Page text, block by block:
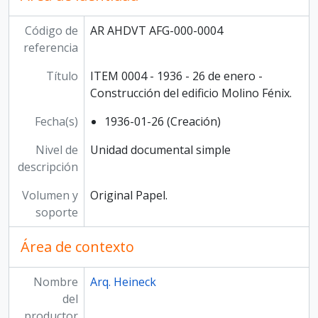
ITEM 0029 - 1936 - 17 de mayo - Construcción del edificio Molino Fénix., 1936-05-17
ITEM 0030 - 1936 - 3 de junio - Construcción del edificio Molino Fénix., 1936-06-03
ITEM 0032 - 1936 - 3 de junio - Construcción del edificio Molino Fénix., 1936-06-03
ITEM 0033 - 1936 - 3 de junio - Construcción del edificio Molino Fénix., 1936-06-03
ITEM 0035 - 1936 - 20 de junio - Construcción del edificio Molino Fénix., 1936-06-20
ITEM 0036 - 1936 - 21 de junio - Construcción del edificio Molino Fénix., 1936-06-21
ITEM 0037 - 1936 - 4 de julio - Construcción del edificio Molino Fénix., 1936-07-04
ITEM 0039 - 1936 - 4 de julio - Construcción del edificio Molino Fénix., 1936-07-04
ITEM 0040 - 1936 - 11 de julio - Construcción del edificio Molino Fénix., 1936-07-11
ITEM 0041 - 1936 -11 de julio - Construcción del edificio Molino Fénix., 1936-07-11
ITEM 0042 - 1936 - 12 de julio - Construcción del edificio Molino Fénix., 1936-07-12
ITEM 0043 - 1936 - 19 de julio - Construcción del edificio Molino Fénix., 1936-07-19
ITEM 0044 - 1936 - 19 de julio - Construcción del edificio Molino Fénix., 1936-07-19
ITEM 0045 - 1936 - 2 de agosto - Construcción del edificio Molino Fénix., 1936-08-02
Código de
referencia
AR AHDVT AFG-000-0004
Título
ITEM 0004 - 1936 - 26 de enero -
Construcción del edificio Molino Fénix.
Fecha(s)
1936-01-26 (Creación)
Nivel de
descripción
Unidad documental simple
Volumen y
soporte
Original Papel.
Área de contexto
Nombre
del
Arq. Heineck